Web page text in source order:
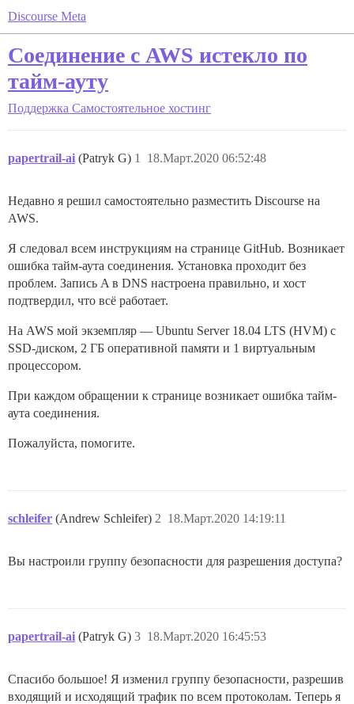
Discourse Meta
Соединение с AWS истекло по
тайм-ауту
Поддержка Самостоятельное хостинг
papertrail-ai (Patryk G) 18.Март.2020 06:52:48
1
Недавно я решил самостоятельно разместить Discourse на
AWS.
Я следовал всем инструкциям на странице GitHub. Возникает
ошибка тайм-аута соединения. Установка проходит без
проблем. Запись A в DNS настроена правильно, и хост
подтвердил, что всё работает.
На AWS мой экземпляр — Ubuntu Server 18.04 LTS (HVM) с
SSD-диском, 2 ГБ оперативной памяти и 1 виртуальным
процессором.
При каждом обращении к странице возникает ошибка тайм-
аута соединения.
Пожалуйста, помогите.
schleifer (Andrew Schleifer) 18.Март.2020 14:19:11
2
Вы настроили группу безопасности для разрешения доступа?
papertrail-ai (Patryk G) 18.Март.2020 16:45:53
3
Спасибо большое! Я изменил группу безопасности, разрешив
входящий и исходящий трафик по всем протоколам. Теперь я